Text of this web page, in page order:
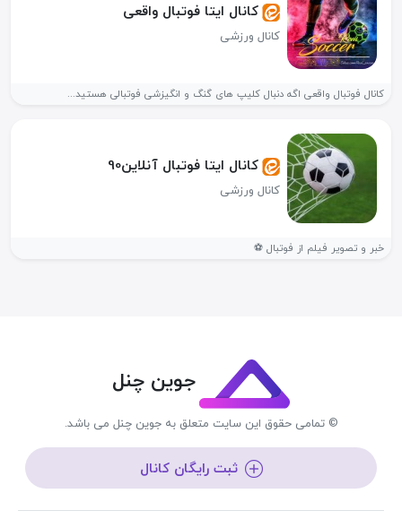
کانال ایتا فوتبال واقعی
کانال ورزشی
کانال فوتبال واقعی اگه دنبال کلیپ های گنگ و انگیزشی فوتبالی هستید...
کانال ایتا فوتبال آنلاین90
کانال ورزشی
خبر و تصویر فیلم از فوتبال ⚽️
جوین چنل
© تمامی حقوق این سایت متعلق به جوین چنل می باشد.
ثبت رایگان کانال